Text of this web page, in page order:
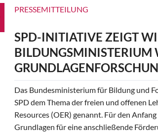
und
PRESSEMITTEILUNG
SPD-INITIATIVE ZEIGT
BILDUNGSMINISTERIUM
Das Bundesministerium für Bildung und
SPD dem Thema der freien und offenen
Resources (OER) genannt. Für den
Grundlagen für eine anschließende